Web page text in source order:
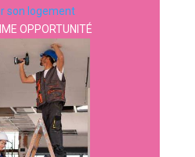
son logement
OPPORTUNITÉ